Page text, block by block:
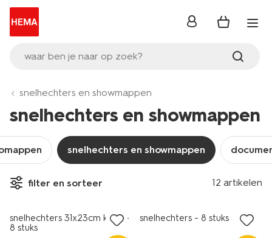
waar ben je naar op zoek?
inloggen
snelhechters en showmappen
snelhechters en showmappen
snelhechters en showmappen
filter en sorteer 12 artikelen
nieuw
snelhechters 31x23cm kleur -
8 stuks
snelhechters - 8 stuks